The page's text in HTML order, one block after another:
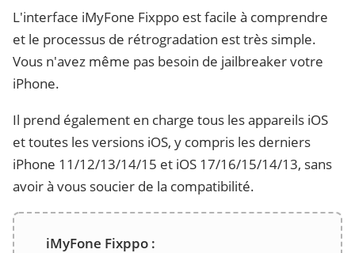
L'interface iMyFone Fixppo est facile à comprendre
et le processus de rétrogradation est très simple.
Vous n'avez même pas besoin de jailbreaker votre
iPhone.
Il prend également en charge tous les appareils iOS
et toutes les versions iOS, y compris les derniers
iPhone 11/12/13/14/15 et iOS 17/16/15/14/13, sans
avoir à vous soucier de la compatibilité.
iMyFone Fixppo :